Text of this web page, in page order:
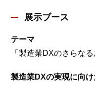
展示ブース
テーマ
「製造業DXのさらなる
製造業DXの実現に向